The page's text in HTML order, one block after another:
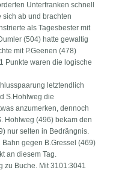
Unterfranken schnell
sich ab und brachten
als Tagesbester mit
(504) hatte gewaltig
mit P.Geenen (478)
Punkte waren die logische
letztendlich
S.Hohlweg die
anzumerken, dennoch
Hohlweg (496) bekam den
nur selten in Bedrängnis.
gegen B.Gressel (469)
an diesem Tag.
zu Buche. Mit 3101:3041